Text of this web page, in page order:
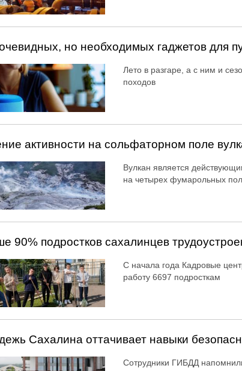
но необходимых гаджетов для
Лето в разгаре, а с ним и
походов
активности на сольфаторном поле
Вулкан является
на четырех фумарольных
90% подростков сахалинцев
С начала года Кадровые
работу 6697 подросткам
Сахалина оттачивает навыки
Сотрудники ГИБДД